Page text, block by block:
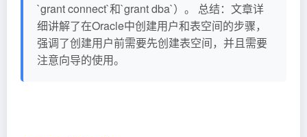
`grant connect`和`grant dba`）。 总结：文章详
细讲解了在Oracle中创建用户和表空间的步骤，
强调了创建用户前需要先创建表空间，并且需要
注意向导的使用。